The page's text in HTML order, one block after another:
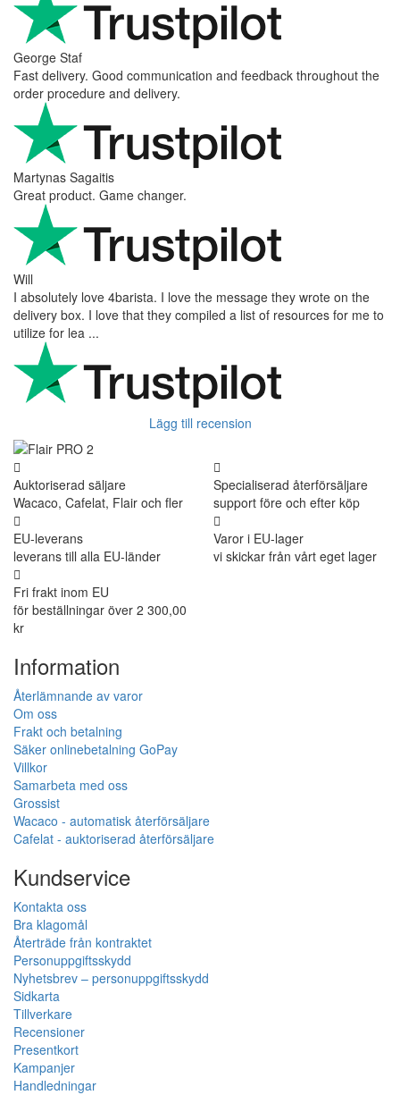
George Staf
Fast delivery. Good communication and feedback throughout the
order procedure and delivery.
Martynas Sagaitis
Great product. Game changer.
Will
I absolutely love 4barista. I love the message they wrote on the
delivery box. I love that they compiled a list of resources for me to
utilize for lea ...
Lägg till recension
Auktoriserad säljare
Wacaco, Cafelat, Flair och fler
Specialiserad återförsäljare
support före och efter köp
EU-leverans
leverans till alla EU-länder
Varor i EU-lager
vi skickar från vårt eget lager
Fri frakt inom EU
för beställningar över 2 300,00
kr
Information
Återlämnande av varor
Om oss
Frakt och betalning
Säker onlinebetalning GoPay
Villkor
Samarbeta med oss
Grossist
Wacaco - automatisk återförsäljare
Cafelat - auktoriserad återförsäljare
Kundservice
Kontakta oss
Bra klagomål
Återträde från kontraktet
Personuppgiftsskydd
Nyhetsbrev – personuppgiftsskydd
Sidkarta
Tillverkare
Recensioner
Presentkort
Kampanjer
Handledningar